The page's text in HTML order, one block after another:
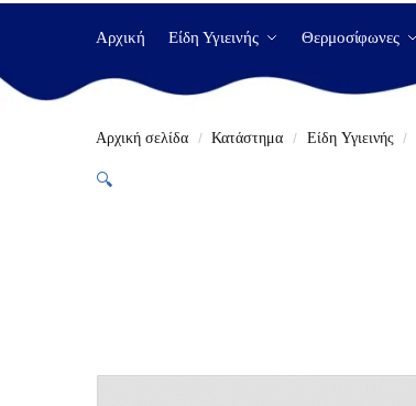
Αρχική Είδη Υγιεινής Θερμοσίφωνες
Αρχική σελίδα / Κατάστημα / Είδη Υγιεινής /
🔍